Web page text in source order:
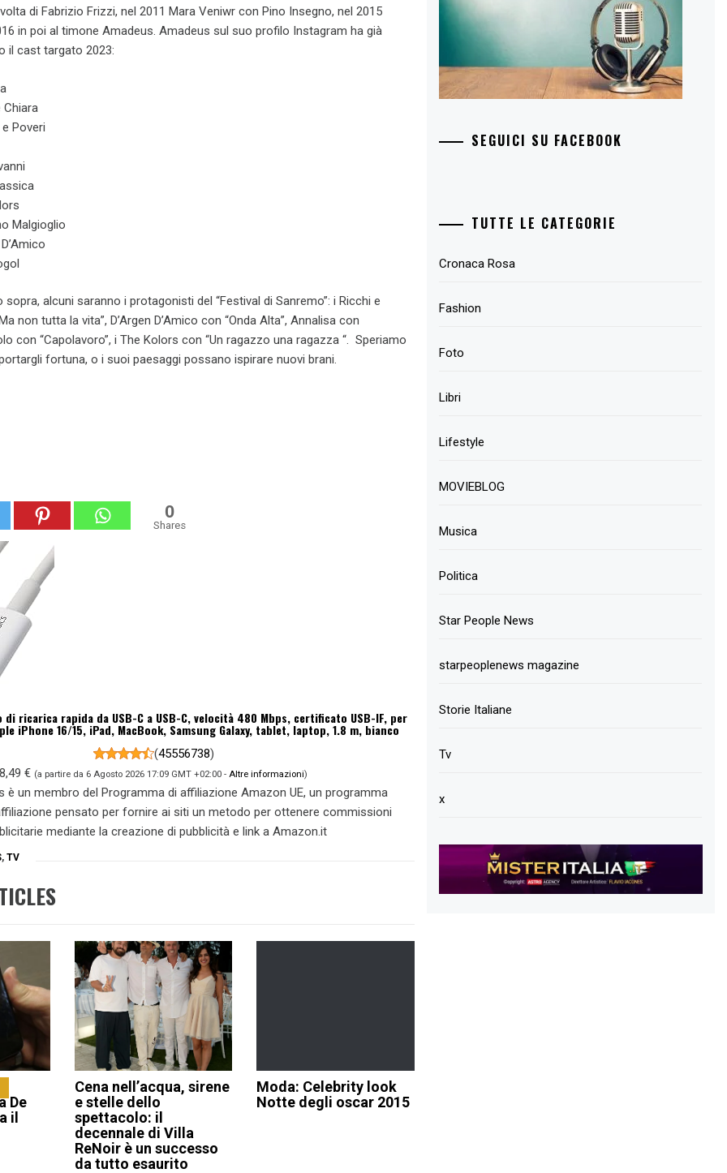
di Fabrizio Frizzi, nel 2011 Mara Veniwr con Pino Insegno, nel 2015
in poi al timone Amadeus. Amadeus sul suo profilo Instagram ha già
il cast targato 2023:
Chiara
Poveri
Malgioglio
alcuni saranno i protagonisti del “Festival di Sanremo”: i Ricchi e
non tutta la vita”, D’Argen D’Amico con “Onda Alta”, Annalisa con
con “Capolavoro”, i The Kolors con “Un ragazzo una ragazza “. Speriamo
fortuna, o i suoi paesaggi possano ispirare nuovi brani.
0
Shares
di ricarica rapida da USB-C a USB-C, velocità 480 Mbps, certificato USB-IF, per
iPhone 16/15, iPad, MacBook, Samsung Galaxy, tablet, laptop, 1.8 m, bianco
(45556738)
8,49 € (a partire da 6 Agosto 2026 17:09 GMT +02:00 - Altre informazioni)
è un membro del Programma di affiliazione Amazon UE, un programma
pensato per fornire ai siti un metodo per ottenere commissioni
mediante la creazione di pubblicità e link a Amazon.it
, TV
De
il
Cena nell’acqua, sirene
e stelle dello
spettacolo: il
decennale di Villa
ReNoir è un successo
da tutto esaurito
Moda: Celebrity look
Notte degli oscar 2015
SEGUICI SU FACEBOOK
TUTTE LE CATEGORIE
Cronaca Rosa
Fashion
Foto
Libri
Lifestyle
MOVIEBLOG
Musica
Politica
Star People News
starpeoplenews magazine
Storie Italiane
Tv
x